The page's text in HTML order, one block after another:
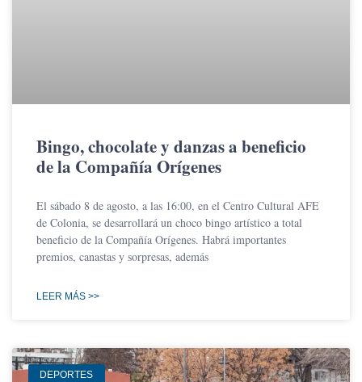
Bingo, chocolate y danzas a beneficio
de la Compañía Orígenes
El sábado 8 de agosto, a las 16:00, en el Centro Cultural AFE
de Colonia, se desarrollará un choco bingo artístico a total
beneficio de la Compañía Orígenes. Habrá importantes
premios, canastas y sorpresas, además
LEER MÁS >>
DEPORTES